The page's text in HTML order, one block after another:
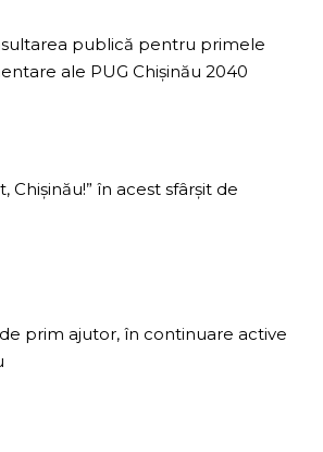
publică pentru primele
ale PUG Chișinău 2040
Chișinău!” în acest sfârșit de
prim ajutor, în continuare active